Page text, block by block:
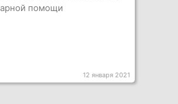
помощи
12 января 2021